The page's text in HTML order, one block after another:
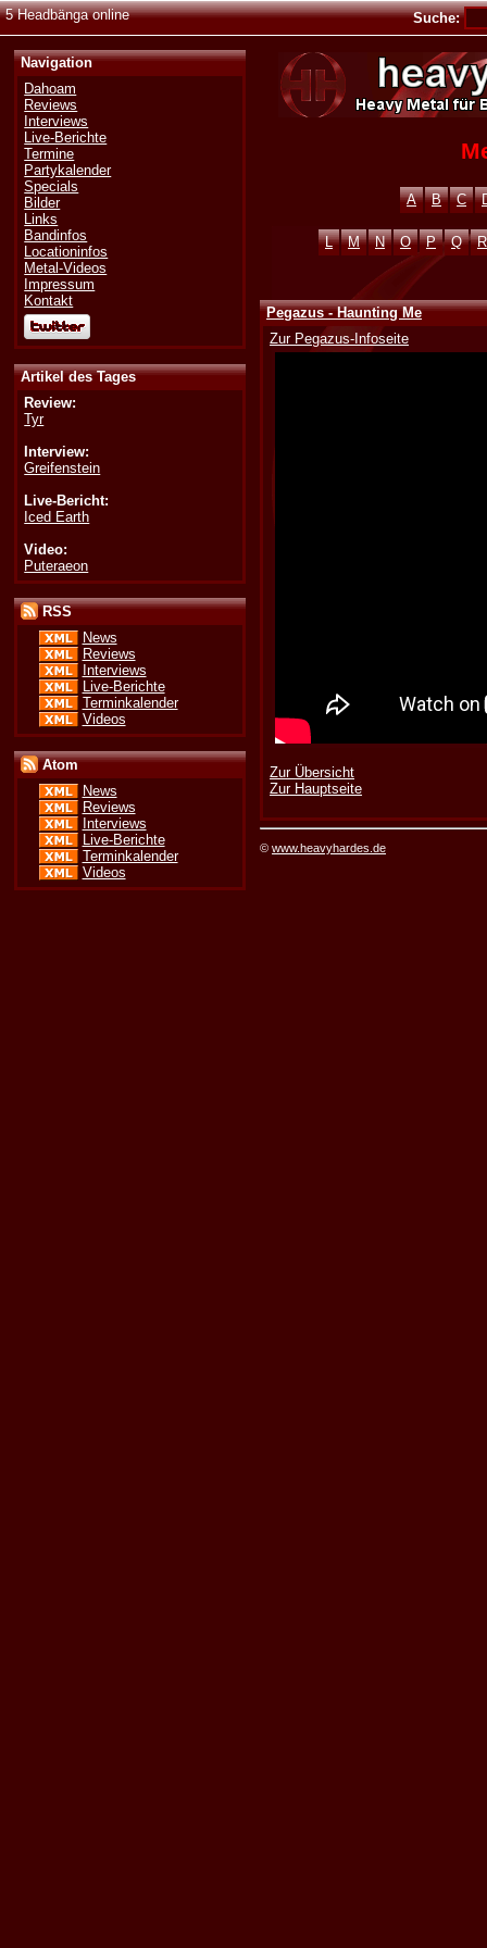
5 Headbänga online Suche:
Navigation
Dahoam
Reviews
Interviews
Live-Berichte
Termine
Partykalender
Specials
Bilder
Links
Bandinfos
Locationinfos
Metal-Videos
Impressum
Kontakt
Artikel des Tages
Review:
Tyr
Interview:
Greifenstein
Live-Bericht:
Iced Earth
Video:
Puteraeon
RSS
News
Reviews
Interviews
Live-Berichte
Terminkalender
Videos
Atom
News
Reviews
Interviews
Live-Berichte
Terminkalender
Videos
A B C
L M N O P Q R
Pegazus - Haunting Me
Zur Pegazus-Infoseite
Zur Übersicht
Zur Hauptseite
©www.heavyhardes.de